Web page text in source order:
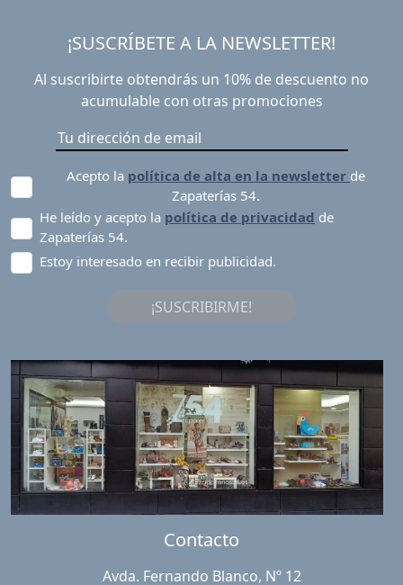
¡SUSCRÍBETE A LA NEWSLETTER!
Al suscribirte obtendrás un 10% de descuento no
acumulable con otras promociones
Acepto la política de alta en la newsletter de
Zapaterías 54.
He leído y acepto la política de privacidad de
Zapaterías 54.
Estoy interesado en recibir publicidad.
¡SUSCRIBIRME!
Contacto
Avda. Fernando Blanco, Nº 12